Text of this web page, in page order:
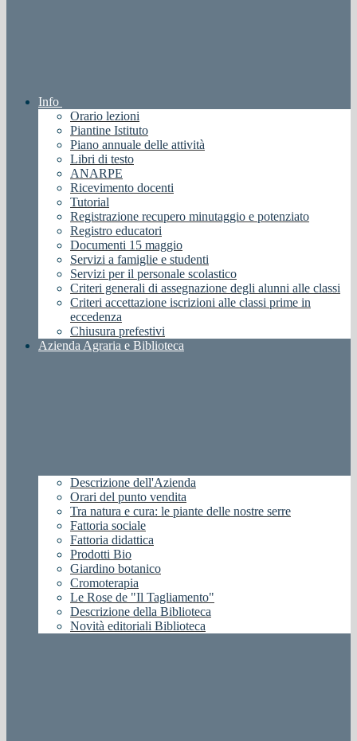
Info
Orario lezioni
Piantine Istituto
Piano annuale delle attività
Libri di testo
ANARPE
Ricevimento docenti
Tutorial
Registrazione recupero minutaggio e potenziato
Registro educatori
Documenti 15 maggio
Servizi a famiglie e studenti
Servizi per il personale scolastico
Criteri generali di assegnazione degli alunni alle classi
Criteri accettazione iscrizioni alle classi prime in
eccedenza
Chiusura prefestivi
Azienda Agraria e Biblioteca
Descrizione dell'Azienda
Orari del punto vendita
Tra natura e cura: le piante delle nostre serre
Fattoria sociale
Fattoria didattica
Prodotti Bio
Giardino botanico
Cromoterapia
Le Rose de "Il Tagliamento"
Descrizione della Biblioteca
Novità editoriali Biblioteca